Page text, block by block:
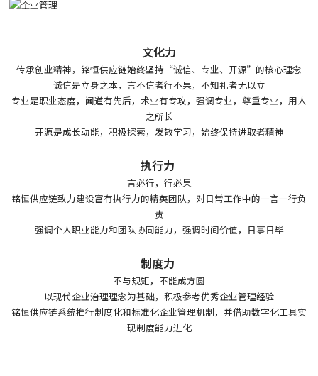
文化力
传承创业精神，铭恒供应链始终坚持“诚信、专业、开源”的核心理念
诚信是立身之本，言不信者行不果，不知礼者无以立
专业是职业态度，闻道有先后，术业有专攻，强调专业，尊重专业，用人
之所长
开源是成长动能，积极探索，发散学习，始终保持进取者精神
执行力
言必行，行必果
铭恒供应链致力建设富有执行力的精英团队，对日常工作中的一言一行负
责
强调个人职业能力和团队协同能力，强调时间价值，日事日毕
制度力
不与规矩，不能成方圆
以现代企业治理理念为基础，积极参考优秀企业管理经验
铭恒供应链系统推行制度化和标准化企业管理机制，并借助数字化工具实
现制度能力进化